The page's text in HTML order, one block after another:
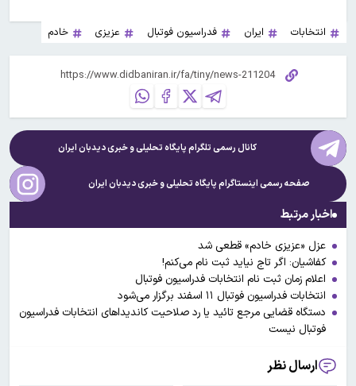
انتخابات ایران فدراسیون فوتبال عزیزی خادم
کانال رسمی تلگرام پایگاه تحلیلی و خبریدیدبان ایران
صفحه رسمی اینستاگرام پایگاه تحلیلی و خبریدیدبان ایران
اخبار مرتبط
عزل «عزیزی خادم» قطعی شد
کفاشیان: اگر تاج نیاید ثبت نام می‌کنم!
اعلام زمان ثبت نام انتخابات فدراسیون فوتبال
انتخابات فدراسیون فوتبال ۱۱ اسفند برگزار می‌شود
دستگاه قضایی مرجع تائید یا رد صلاحیت کاندیداهای انتخابات فدراسیون
فوتبال نیست
ارسال نظر